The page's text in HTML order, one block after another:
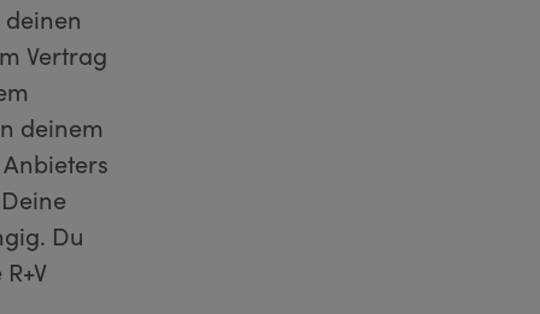
Vertrag
deinem
Du